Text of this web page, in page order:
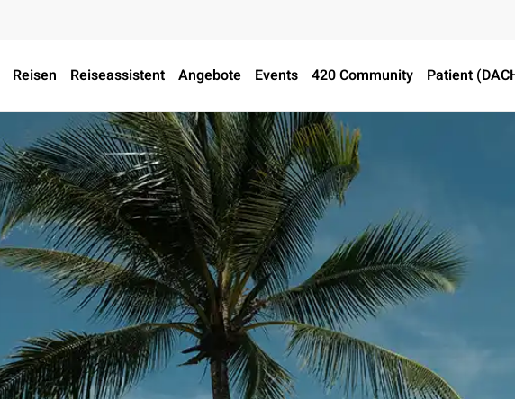
Reisen Reiseassistent Angebote Events 420 Community Patient